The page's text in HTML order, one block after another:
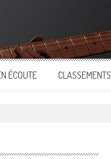
ÉCOUTE CLASSEMENTS